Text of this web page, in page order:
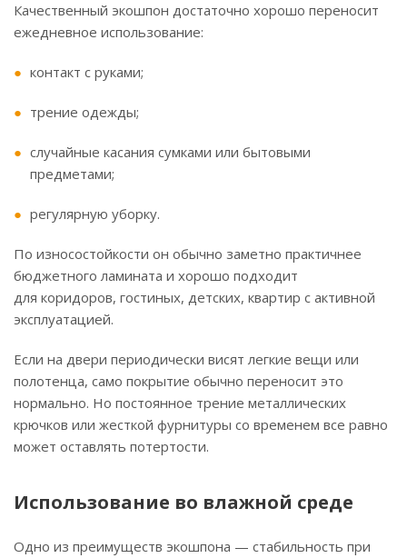
Качественный экошпон достаточно хорошо переносит
ежедневное использование:
контакт с руками;
трение одежды;
случайные касания сумками или бытовыми
предметами;
регулярную уборку.
По износостойкости он обычно заметно практичнее
бюджетного ламината и хорошо подходит
для коридоров, гостиных, детских, квартир с активной
эксплуатацией.
Если на двери периодически висят легкие вещи или
полотенца, само покрытие обычно переносит это
нормально. Но постоянное трение металлических
крючков или жесткой фурнитуры со временем все равно
может оставлять потертости.
Использование во влажной среде
Одно из преимуществ экошпона — стабильность при